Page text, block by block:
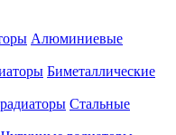
Алюминиевые
Биметаллические
Стальные